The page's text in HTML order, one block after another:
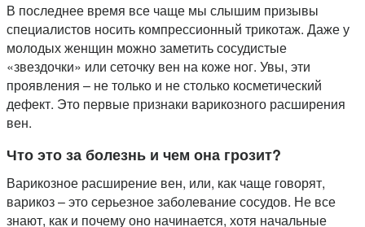
В последнее время все чаще мы слышим призывы
специалистов носить компрессионный трикотаж. Даже у
молодых женщин можно заметить сосудистые
«звездочки» или сеточку вен на коже ног. Увы, эти
проявления – не только и не столько косметический
дефект. Это первые признаки варикозного расширения
вен.
Что это за болезнь и чем она грозит?
Варикозное расширение вен, или, как чаще говорят,
варикоз – это серьезное заболевание сосудов. Не все
знают, как и почему оно начинается, хотя начальные